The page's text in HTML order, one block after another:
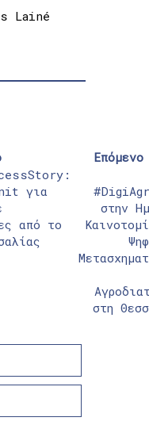
Lainé
για
από το
Επόμενο
στην
στη